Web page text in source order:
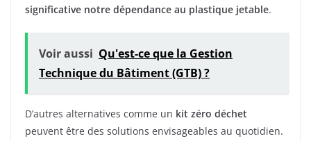
significative notre dépendance au plastique jetable.
Voir aussi Qu'est-ce que la Gestion
Technique du Bâtiment (GTB) ?
D’autres alternatives comme un kit zéro déchet
peuvent être des solutions envisageables au quotidien.